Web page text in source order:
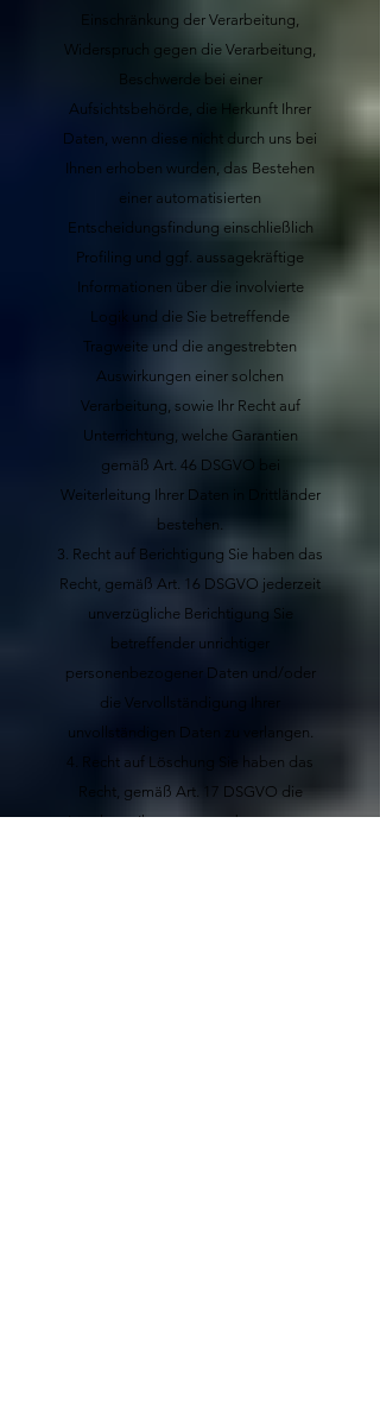
Einschränkung der Verarbeitung,
Widerspruch gegen die Verarbeitung,
Beschwerde bei einer
Aufsichtsbehörde, die Herkunft Ihrer
Daten, wenn diese nicht durch uns bei
Ihnen erhoben wurden, das Bestehen
einer automatisierten
Entscheidungsfindung einschließlich
Profiling und ggf. aussagekräftige
Informationen über die involvierte
Logik und die Sie betreffende
Tragweite und die angestrebten
Auswirkungen einer solchen
Verarbeitung, sowie Ihr Recht auf
Unterrichtung, welche Garantien
gemäß Art. 46 DSGVO bei
Weiterleitung Ihrer Daten in Drittländer
bestehen.
Recht auf Berichtigung Sie haben das
Recht, gemäß Art. 16 DSGVO jederzeit
unverzügliche Berichtigung Sie
betreffender unrichtiger
personenbezogener Daten und/oder
die Vervollständigung Ihrer
unvollständigen Daten zu verlangen.
Recht auf Löschung
Sie haben das
Recht, gemäß Art. 17 DSGVO die
Löschung Ihrer personenbezogenen